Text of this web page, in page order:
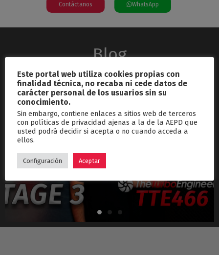
Contáctanos WhatsApp
Blog
septiembre 26, 2024
Hyundai i30N Stage 3 – Turbo TTE466
Este portal web utiliza cookies propias con
finalidad técnica, no recaba ni cede datos de
carácter personal de los usuarios sin su
conocimiento.
Sin embargo, contiene enlaces a sitios web de terceros
con políticas de privacidad ajenas a la de la AEPD que
usted podrá decidir si acepta o no cuando acceda a
ellos.
Configuración Aceptar